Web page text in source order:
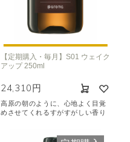
【定期購入・毎月】S01 ウェイク
アップ 250ml
24,310円
高原の朝のように、心地よく目覚
めさせてくれるすがすがしい香り